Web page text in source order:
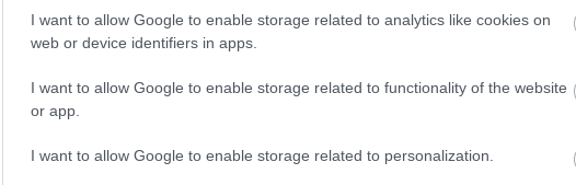
I want to allow Google to enable storage related to analytics like cookies on
web or device identifiers in apps.
I want to allow Google to enable storage related to functionality of the website
or app.
I want to allow Google to enable storage related to personalization.
, vagyregisztrálj
játék